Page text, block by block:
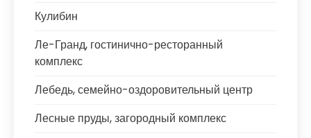
Кулибин
Ле-Гранд, гостинично-ресторанный
комплекс
Лебедь, семейно-оздоровительный центр
Лесные пруды, загородный комплекс